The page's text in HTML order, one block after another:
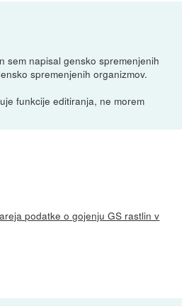
sem napisal gensko spremenjenih
spremenjenih organizmov.
funkcije editiranja, ne morem
podatke o gojenju GS rastlin v